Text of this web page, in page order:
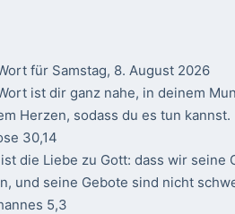
für Samstag, 8. August 2026
ist dir ganz nahe, in deinem
Herzen, sodass du es tun kannst.
30,14
die Liebe zu Gott: dass wir seine
und seine Gebote sind nicht
5,3